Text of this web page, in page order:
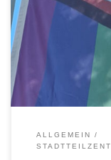
Sitz der AWO
verantwortlichen
von
Dort wird sie bis
ALLGEMEIN